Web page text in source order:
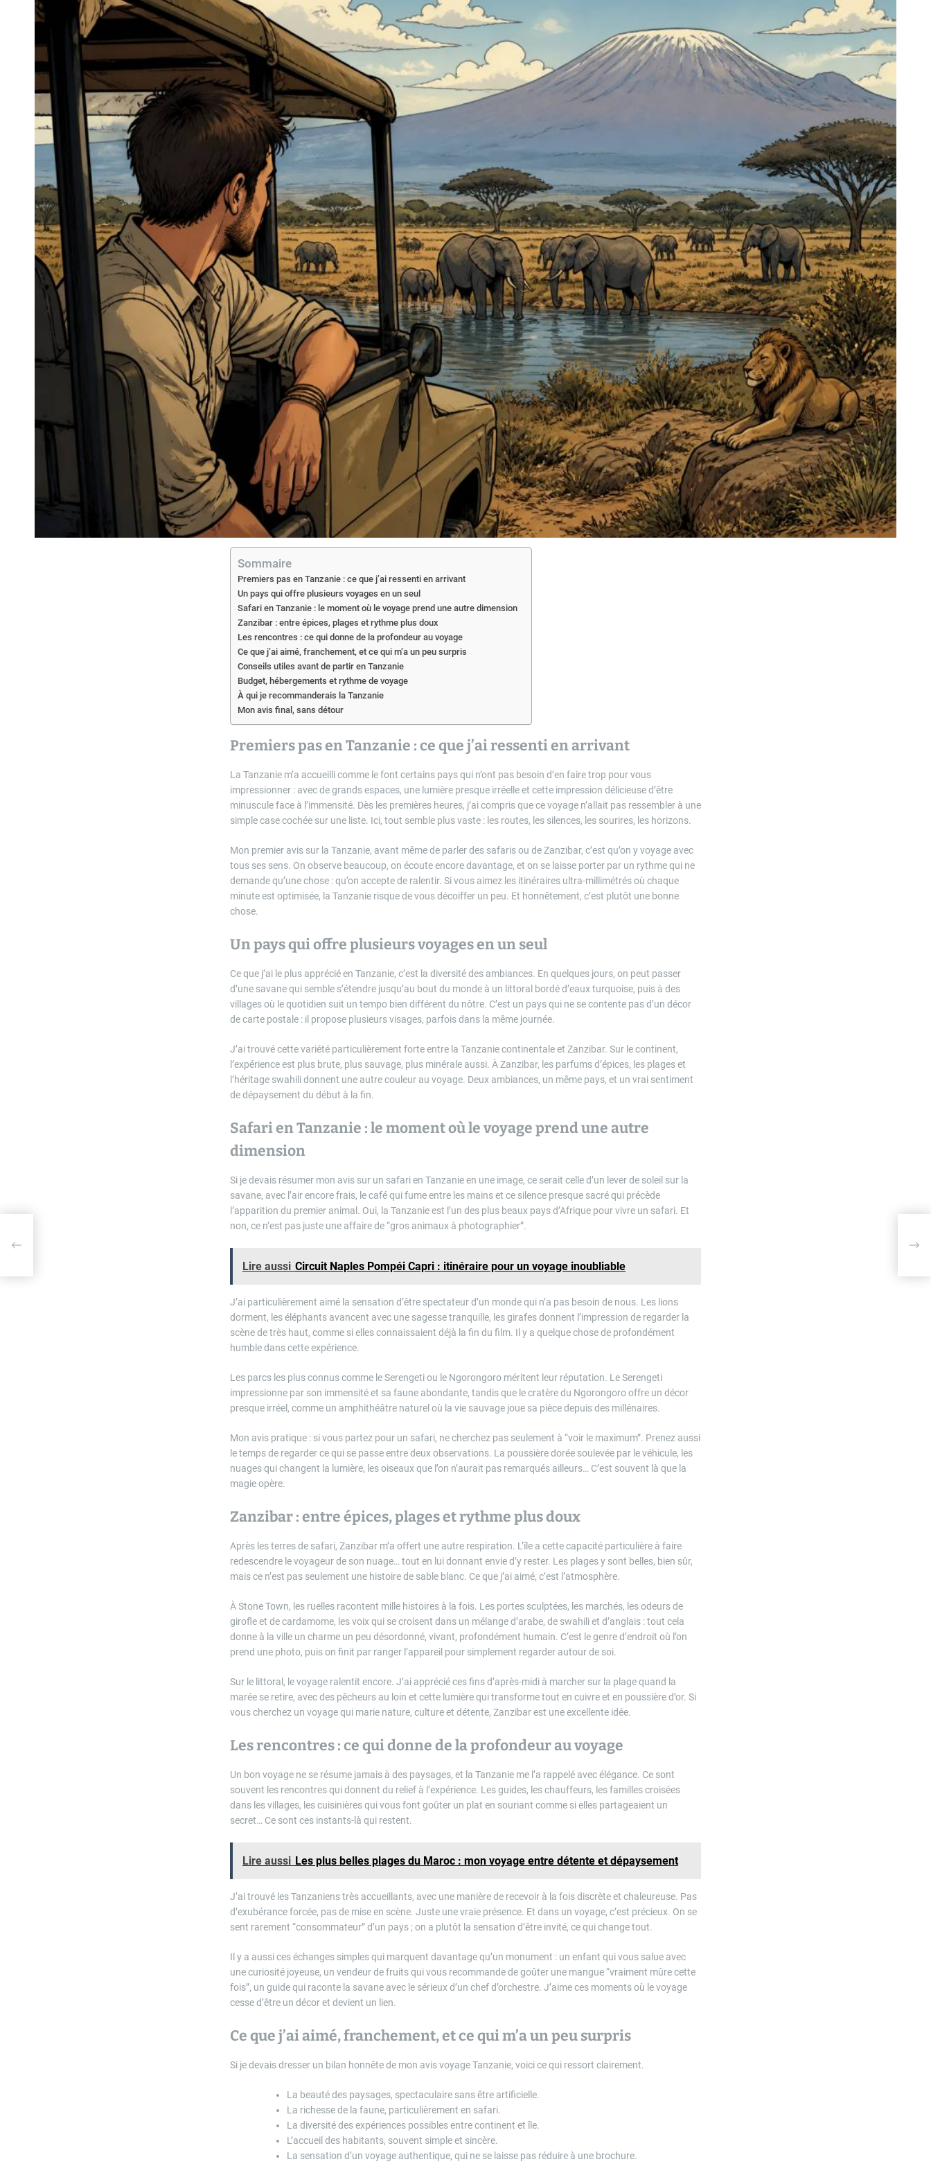
Sommaire
Premiers pas en Tanzanie : ce que j’ai ressenti en arrivant
Un pays qui offre plusieurs voyages en un seul
Safari en Tanzanie : le moment où le voyage prend une autre dimension
Zanzibar : entre épices, plages et rythme plus doux
Les rencontres : ce qui donne de la profondeur au voyage
Ce que j’ai aimé, franchement, et ce qui m’a un peu surpris
Conseils utiles avant de partir en Tanzanie
Budget, hébergements et rythme de voyage
À qui je recommanderais la Tanzanie
Mon avis final, sans détour
Premiers pas en Tanzanie : ce que j’ai ressenti en arrivant
La Tanzanie m’a accueilli comme le font certains pays qui n’ont pas besoin d’en faire trop pour vous
impressionner : avec de grands espaces, une lumière presque irréelle et cette impression délicieuse d’être
minuscule face à l’immensité. Dès les premières heures, j’ai compris que ce voyage n’allait pas ressembler à une
simple case cochée sur une liste. Ici, tout semble plus vaste : les routes, les silences, les sourires, les horizons.
Mon premier avis sur la Tanzanie, avant même de parler des safaris ou de Zanzibar, c’est qu’on y voyage avec
tous ses sens. On observe beaucoup, on écoute encore davantage, et on se laisse porter par un rythme qui ne
demande qu’une chose : qu’on accepte de ralentir. Si vous aimez les itinéraires ultra-millimétrés où chaque
minute est optimisée, la Tanzanie risque de vous décoiffer un peu. Et honnêtement, c’est plutôt une bonne
chose.
Un pays qui offre plusieurs voyages en un seul
Ce que j’ai le plus apprécié en Tanzanie, c’est la diversité des ambiances. En quelques jours, on peut passer
d’une savane qui semble s’étendre jusqu’au bout du monde à un littoral bordé d’eaux turquoise, puis à des
villages où le quotidien suit un tempo bien différent du nôtre. C’est un pays qui ne se contente pas d’un décor
de carte postale : il propose plusieurs visages, parfois dans la même journée.
J’ai trouvé cette variété particulièrement forte entre la Tanzanie continentale et Zanzibar. Sur le continent,
l’expérience est plus brute, plus sauvage, plus minérale aussi. À Zanzibar, les parfums d’épices, les plages et
l’héritage swahili donnent une autre couleur au voyage. Deux ambiances, un même pays, et un vrai sentiment
de dépaysement du début à la fin.
Safari en Tanzanie : le moment où le voyage prend une autre
dimension
Si je devais résumer mon avis sur un safari en Tanzanie en une image, ce serait celle d’un lever de soleil sur la
savane, avec l’air encore frais, le café qui fume entre les mains et ce silence presque sacré qui précède
l’apparition du premier animal. Oui, la Tanzanie est l’un des plus beaux pays d’Afrique pour vivre un safari. Et
non, ce n’est pas juste une affaire de “gros animaux à photographier”.
Lire aussi Circuit Naples Pompéi Capri : itinéraire pour un voyage inoubliable
J’ai particulièrement aimé la sensation d’être spectateur d’un monde qui n’a pas besoin de nous. Les lions
dorment, les éléphants avancent avec une sagesse tranquille, les girafes donnent l’impression de regarder la
scène de très haut, comme si elles connaissaient déjà la fin du film. Il y a quelque chose de profondément
humble dans cette expérience.
Les parcs les plus connus comme le Serengeti ou le Ngorongoro méritent leur réputation. Le Serengeti
impressionne par son immensité et sa faune abondante, tandis que le cratère du Ngorongoro offre un décor
presque irréel, comme un amphithéâtre naturel où la vie sauvage joue sa pièce depuis des millénaires.
Mon avis pratique : si vous partez pour un safari, ne cherchez pas seulement à “voir le maximum”. Prenez aussi
le temps de regarder ce qui se passe entre deux observations. La poussière dorée soulevée par le véhicule, les
nuages qui changent la lumière, les oiseaux que l’on n’aurait pas remarqués ailleurs… C’est souvent là que la
magie opère.
Zanzibar : entre épices, plages et rythme plus doux
Après les terres de safari, Zanzibar m’a offert une autre respiration. L’île a cette capacité particulière à faire
redescendre le voyageur de son nuage… tout en lui donnant envie d’y rester. Les plages y sont belles, bien sûr,
mais ce n’est pas seulement une histoire de sable blanc. Ce que j’ai aimé, c’est l’atmosphère.
À Stone Town, les ruelles racontent mille histoires à la fois. Les portes sculptées, les marchés, les odeurs de
girofle et de cardamome, les voix qui se croisent dans un mélange d’arabe, de swahili et d’anglais : tout cela
donne à la ville un charme un peu désordonné, vivant, profondément humain. C’est le genre d’endroit où l’on
prend une photo, puis on finit par ranger l’appareil pour simplement regarder autour de soi.
Sur le littoral, le voyage ralentit encore. J’ai apprécié ces fins d’après-midi à marcher sur la plage quand la
marée se retire, avec des pêcheurs au loin et cette lumière qui transforme tout en cuivre et en poussière d’or. Si
vous cherchez un voyage qui marie nature, culture et détente, Zanzibar est une excellente idée.
Les rencontres : ce qui donne de la profondeur au voyage
Un bon voyage ne se résume jamais à des paysages, et la Tanzanie me l’a rappelé avec élégance. Ce sont
souvent les rencontres qui donnent du relief à l’expérience. Les guides, les chauffeurs, les familles croisées
dans les villages, les cuisinières qui vous font goûter un plat en souriant comme si elles partageaient un
secret… Ce sont ces instants-là qui restent.
Lire aussi Les plus belles plages du Maroc : mon voyage entre détente et dépaysement
J’ai trouvé les Tanzaniens très accueillants, avec une manière de recevoir à la fois discrète et chaleureuse. Pas
d’exubérance forcée, pas de mise en scène. Juste une vraie présence. Et dans un voyage, c’est précieux. On se
sent rarement “consommateur” d’un pays ; on a plutôt la sensation d’être invité, ce qui change tout.
Il y a aussi ces échanges simples qui marquent davantage qu’un monument : un enfant qui vous salue avec
une curiosité joyeuse, un vendeur de fruits qui vous recommande de goûter une mangue “vraiment mûre cette
fois”, un guide qui raconte la savane avec le sérieux d’un chef d’orchestre. J’aime ces moments où le voyage
cesse d’être un décor et devient un lien.
Ce que j’ai aimé, franchement, et ce qui m’a un peu surpris
Si je devais dresser un bilan honnête de mon avis voyage Tanzanie, voici ce qui ressort clairement.
La beauté des paysages, spectaculaire sans être artificielle.
La richesse de la faune, particulièrement en safari.
La diversité des expériences possibles entre continent et île.
L’accueil des habitants, souvent simple et sincère.
La sensation d’un voyage authentique, qui ne se laisse pas réduire à une brochure.